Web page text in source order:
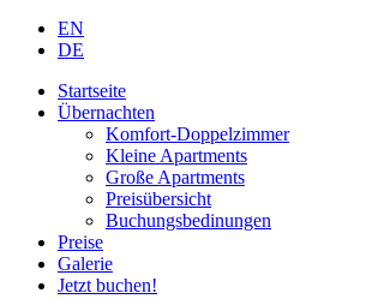
EN
DE
Startseite
Übernachten
Komfort-Doppelzimmer
Kleine Apartments
Große Apartments
Preisübersicht
Buchungsbedinungen
Preise
Galerie
Jetzt buchen!